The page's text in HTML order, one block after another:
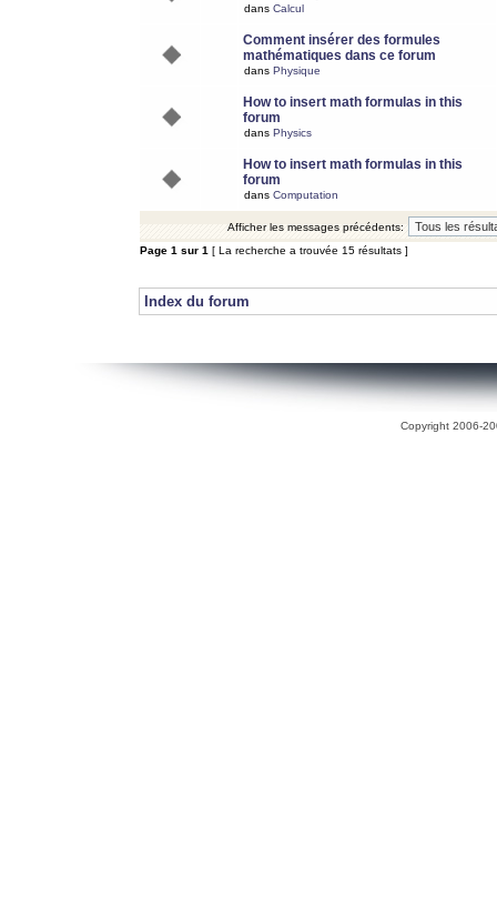
dans Calcul
Comment insérer des formules
mathématiques dans ce forum
dans Physique
How to insert math formulas in this
forum
dans Physics
How to insert math formulas in this
forum
dans Computation
Afficher les messages précédents:
Page 1 sur 1 [ La recherche a trouvée 15 résultats ]
Index du forum
Copyright 2006-